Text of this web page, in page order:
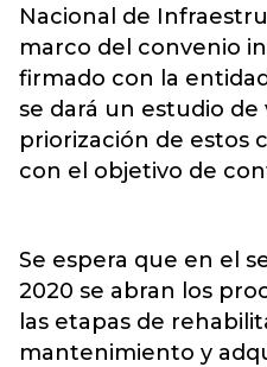
Nacional de
marco del convenio
firmado con la
se dará un estudio de
priorización de estos
con el objetivo de
Se espera que en el
2020 se abran los
las etapas de
mantenimiento y